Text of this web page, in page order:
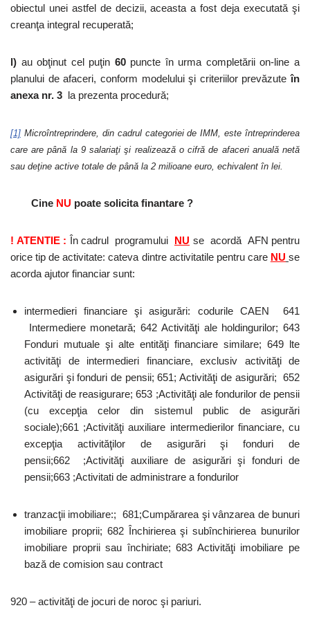
obiectul unei astfel de decizii, aceasta a fost deja executată şi
creanţa integral recuperată;
l) au obţinut cel puţin 60puncte în urma completării on-line a
planului de afaceri, conform modelului şi criteriilor prevăzuteîn
anexa nr. 3 la prezenta procedură;
[1] Microîntreprindere, din cadrul categoriei de IMM, este întreprinderea
care are până la 9 salariaţi şi realizează o cifră de afaceri anuală netă
sau deţine active totale de până la 2 milioane euro, echivalent în lei.
Cine NU poate solicita finantare ?
! ATENTIE : În cadrul programului NU se acordă AFN pentru
orice tip de activitate: cateva dintre activitatile pentru care NU se
acorda ajutor financiar sunt:
intermedieri financiare şi asigurări: codurile CAEN 641
Intermediere monetară; 642 Activităţi ale holdingurilor; 643
Fonduri mutuale şi alte entităţi financiare similare; 649 lte
activităţi de intermedieri financiare, exclusiv activităţi de
asigurări şi fonduri de pensii; 651; Activităţi de asigurări; 652
Activităţi de reasigurare; 653 ;Activităţi ale fondurilor de pensii
(cu excepţia celor din sistemul public de asigurări
sociale);661 ;Activităţi auxiliare intermedierilor financiare, cu
excepţia activităţilor de asigurări şi fonduri de
pensii;662 ;Activităţi auxiliare de asigurări şi fonduri de
pensii;663 ;Activitati de administrare a fondurilor
tranzacţii imobiliare:; 681;Cumpărarea şi vânzarea de bunuri
imobiliare proprii; 682 Închirierea şi subînchirierea bunurilor
imobiliare proprii sau închiriate; 683 Activităţi imobiliare pe
bază de comision sau contract
920 – activităţi de jocuri de noroc şi pariuri.